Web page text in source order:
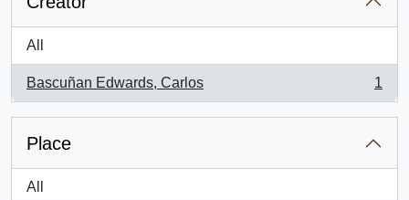
All
Bascuñan Edwards, Carlos
, 1 results
1
Place
All